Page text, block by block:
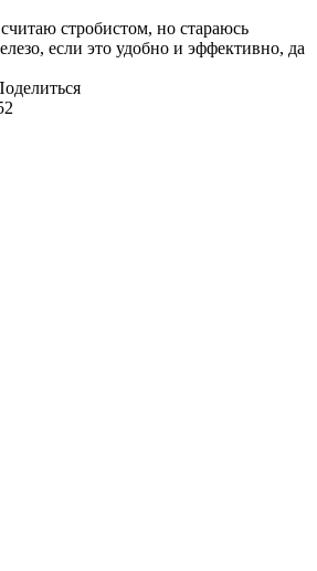
стробистом, но стараюсь
если это удобно и эффективно, да